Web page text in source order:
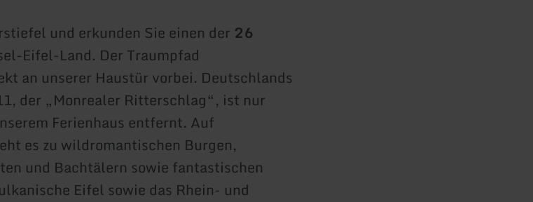
und erkunden Sie einen der 26
Eifel-Land. Der Traumpfad
an unserer Haustür vorbei. Deutschlands
der „Monrealer Ritterschlag“, ist nur
Ferienhaus entfernt. Auf
es zu wildromantischen Burgen,
und Bachtälern sowie fantastischen
Eifel sowie das Rhein- und